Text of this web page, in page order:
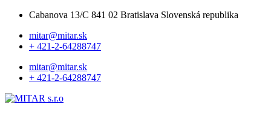
Cabanova 13/C 841 02 Bratislava Slovenská republika
mitar@mitar.sk
+ 421-2-64288747
mitar@mitar.sk
+ 421-2-64288747